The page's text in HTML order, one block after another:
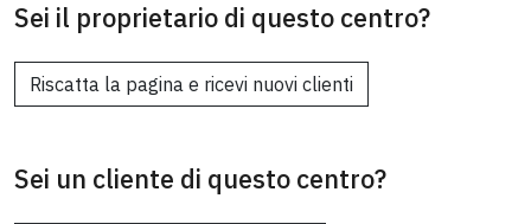
Sei il proprietario di questo centro?
Riscatta la pagina e ricevi nuovi clienti
Sei un cliente di questo centro?